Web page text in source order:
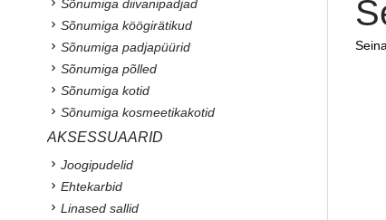
Sõnumiga diivanipadjad
Sõnumiga köögirätikud
Sõnumiga padjapüürid
Sõnumiga põlled
Sõnumiga kotid
Sõnumiga kosmeetikakotid
AKSESSUAARID
Joogipudelid
Ehtekarbid
Linased sallid